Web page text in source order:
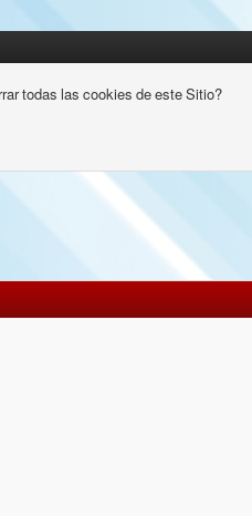
todas las cookies de este Sitio?